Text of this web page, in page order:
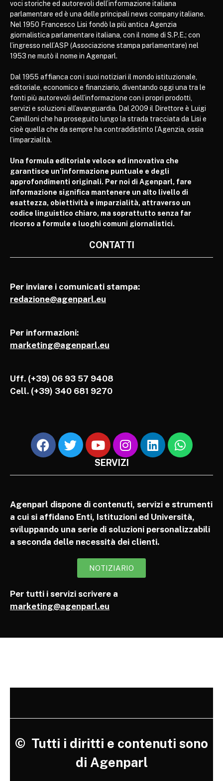
voci storiche ed autorevoli dell’informazione italiana
parlamentare ed è una delle principali news company italiane.
Nel 1950 Francesco Lisi fondò la più antica Agenzia
giornalistica parlamentare italiana, con il nome di S.P.E.; con
l’ingresso nell’ASP (Associazione stampa parlamentare) nel
1953 ne mutò il nome in Agenparl.
Dal 1955 affianca con i suoi notiziari il mondo istituzionale,
editoriale, economico e finanziario, diventando oggi una tra le
fonti più autorevoli dell’informazione con i propri prodotti,
servizi e soluzioni all’avanguardia. Dal 2009 il Direttore è Luigi
Camilloni che ha proseguito lungo la strada tracciata da Lisi e
cioè quella che da sempre ha contraddistinto l’Agenzia, ossia
l’imparzialità.
Una formula editoriale veloce ed innovativa che
garantisce un’informazione puntuale e degli
approfondimenti originali. Per noi di Agenparl, fare
informazione significa mantenere un alto livello di
esattezza, obiettività e imparzialità, attraverso un
codice linguistico chiaro, ma soprattutto senza far
ricorso a formule e luoghi comuni giornalistici.
CONTATTI
Per inviare i comunicati stampa:
redazione@agenparl.eu
Per informazioni:
marketing@agenparl.eu
Uff. (+39) 06 93 57 9408
Cell. (+39) 340 681 9270
SERVIZI
Agenparl dispone di contenuti, servizi e strumenti
a cui si affidano Enti, Istituzioni ed Università,
sviluppando una serie di soluzioni personalizzabili
a seconda delle necessità dei clienti.
NOTIZIARIO
Per tutti i servizi scrivere a
marketing@agenparl.eu
© Tutti i diritti e contenuti sono
di Agenparl